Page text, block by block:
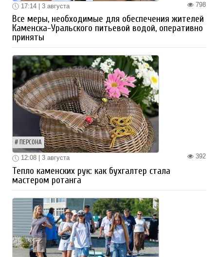
798
17:14 | 3 августа
Все меры, необходимые для обеспечения жителей
Каменска-Уральского питьевой водой, оперативно
приняты
ПЕРСОНА
392
12:08 | 3 августа
Тепло каменских рук: как бухгалтер стала
мастером ротанга